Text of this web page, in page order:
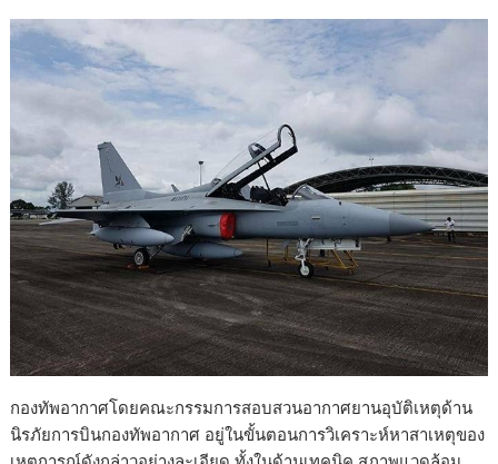
กองทัพอากาศโดยคณะกรรมการสอบสวนอากาศยานอุบัติเหตุด้าน
นิรภัยการบินกองทัพอากาศ อยู่ในขั้นตอนการวิเคราะห์หาสาเหตุของ